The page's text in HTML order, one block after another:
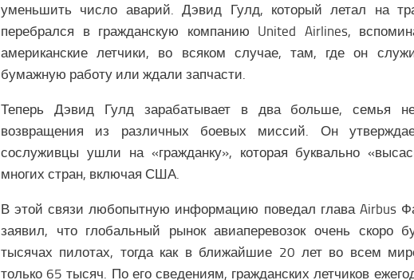
уменьшить число аварий. Дэвид Гулд, который летал на
перебрался в гражданскую компанию United Airlines,
американские летчики, во всяком случае, там, где он
бумажную работу или ждали запчасти.
Теперь Дэвид Гулд зарабатывает в два больше, семья
возвращения из различных боевых миссий. Он
сослуживцы ушли на «гражданку», которая буквально
многих стран, включая США.
В этой связи любопытную информацию поведал глава Airbus
заявил, что глобальный рынок авиаперевозок очень скоро
тысячах пилотах, тогда как в ближайшие 20 лет во всем
только 65 тысяч. По его сведениям, гражданских летчиков